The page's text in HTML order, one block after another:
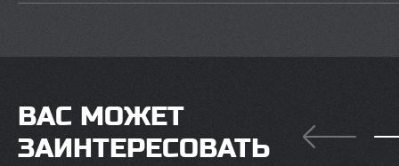
ВАС МОЖЕТ
ЗАИНТЕРЕСОВАТЬ